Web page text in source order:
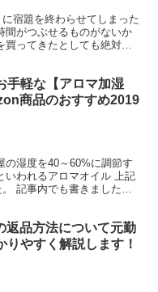
宿題を終わらせてしまった
間がつぶせるものがないか
買ってきたとしても絶対に
手軽な【アロマ加湿
商品のおすすめ2019
の湿度を40～60%に調節す
いわれるアロマオイル 上記
記事内でも書きました
返品方法について元勤
りやすく解説します！